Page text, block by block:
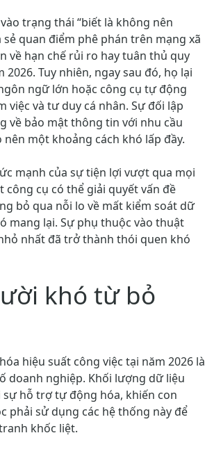
trạng thái “biết là không nên
quan điểm phê phán trên mạng xã
về hạn chế rủi ro hay tuân thủ quy
Tuy nhiên, ngay sau đó, họ lại
ngữ lớn hoặc công cụ tự động
việc và tư duy cá nhân. Sự đối lập
về bảo mật thông tin với nhu cầu
một khoảng cách khó lấp đầy.
mạnh của sự tiện lợi vượt qua mọi
công cụ có thể giải quyết vấn đề
bỏ qua nỗi lo về mất kiểm soát dữ
mang lại. Sự phụ thuộc vào thuật
nhất đã trở thành thói quen khó
khó từ bỏ
hiệu suất công việc tại năm 2026 là
doanh nghiệp. Khối lượng dữ liệu
hỗ trợ tự động hóa, khiến con
phải sử dụng các hệ thống này để
khốc liệt.